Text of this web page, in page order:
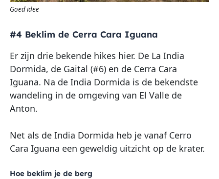
Goed idee
#4 Beklim de Cerra Cara Iguana
Er zijn drie bekende hikes hier. De La India
Dormida, de Gaital (#6) en de Cerra Cara
Iguana. Na de India Dormida is de bekendste
wandeling in de omgeving van El Valle de
Anton.
Net als de India Dormida heb je vanaf Cerro
Cara Iguana een geweldig uitzicht op de krater.
Hoe beklim je de berg